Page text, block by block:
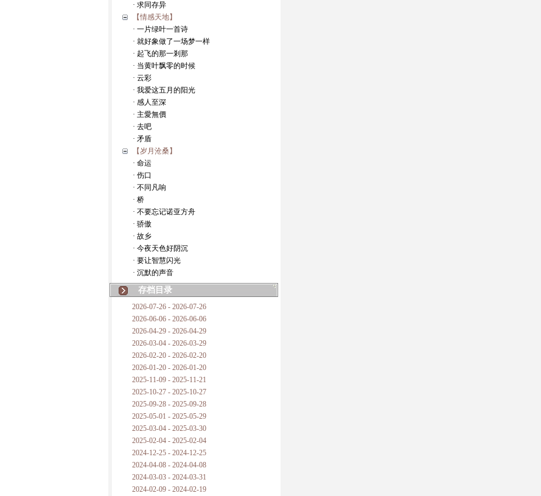
· 求同存异
【情感天地】
· 一片绿叶一首诗
· 就好象做了一场梦一样
· 起飞的那一剎那
· 当黄叶飘零的时候
· 云彩
· 我爱这五月的阳光
· 感人至深
· 主愛無價
· 去吧
· 矛盾
【岁月沧桑】
· 命运
· 伤口
· 不同凡响
· 桥
· 不要忘记诺亚方舟
· 骄傲
· 故乡
· 今夜天色好阴沉
· 要让智慧闪光
· 沉默的声音
存档目录
2026-07-26 - 2026-07-26
2026-06-06 - 2026-06-06
2026-04-29 - 2026-04-29
2026-03-04 - 2026-03-29
2026-02-20 - 2026-02-20
2026-01-20 - 2026-01-20
2025-11-09 - 2025-11-21
2025-10-27 - 2025-10-27
2025-09-28 - 2025-09-28
2025-05-01 - 2025-05-29
2025-03-04 - 2025-03-30
2025-02-04 - 2025-02-04
2024-12-25 - 2024-12-25
2024-04-08 - 2024-04-08
2024-03-03 - 2024-03-31
2024-02-09 - 2024-02-19